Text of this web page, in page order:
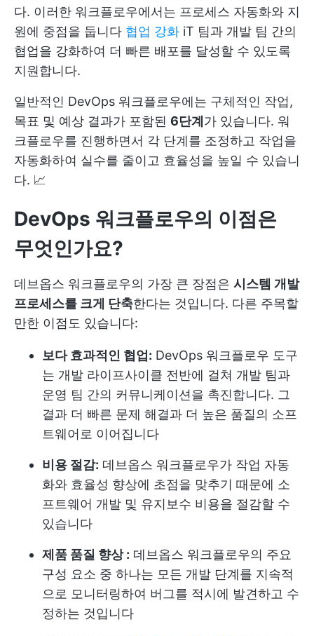
다. 이러한 워크플로우에서는 프로세스 자동화와 지
원에 중점을 둡니다 협업 강화 iT 팀과 개발 팀 간의
협업을 강화하여 더 빠른 배포를 달성할 수 있도록
지원합니다.
일반적인 DevOps 워크플로우에는 구체적인 작업,
목표 및 예상 결과가 포함된 6단계 가 있습니다. 워
크플로우를 진행하면서 각 단계를 조정하고 작업을
자동화하여 실수를 줄이고 효율성을 높일 수 있습니
다. 📈
DevOps 워크플로우의 이점은
무엇인가요?
데브옵스 워크플로우의 가장 큰 장점은 시스템 개발
프로세스를 크게 단축한다는 것입니다. 다른 주목할
만한 이점도 있습니다:
보다 효과적인 협업: DevOps 워크플로우 도구
는 개발 라이프사이클 전반에 걸쳐 개발 팀과
운영 팀 간의 커뮤니케이션을 촉진합니다. 그
결과 더 빠른 문제 해결과 더 높은 품질의 소프
트웨어로 이어집니다
비용 절감: 데브옵스 워크플로우가 작업 자동
화와 효율성 향상에 초점을 맞추기 때문에 소
프트웨어 개발 및 유지보수 비용을 절감할 수
있습니다
제품 품질 향상 : 데브옵스 워크플로우의 주요
구성 요소 중 하나는 모든 개발 단계를 지속적
으로 모니터링하여 버그를 적시에 발견하고 수
정하는 것입니다